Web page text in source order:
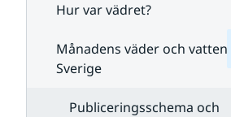
Hur var vädret?
Månadens väder och vatten i
Sverige
Publiceringsschema och